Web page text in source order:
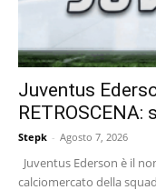
Juventus
RETROSCENA:
Stepk - Agosto 7, 2026
Juventus Ederson è il
calciomercato della